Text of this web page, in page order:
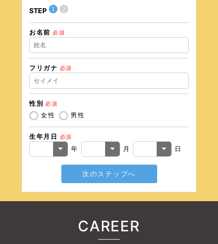
STEP ❶❷
お名前 必須
フリガナ 必須
性別 必須
女性 男性
生年月日 必須
年 月 日
次のステップへ
CAREER